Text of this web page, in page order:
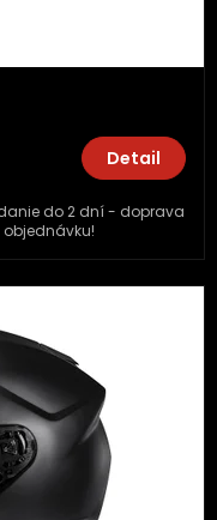
Detail
do 2 dní - doprava